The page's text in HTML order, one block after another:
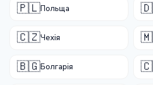
🇵🇱Польща
🇨🇿Чехія
🇧🇬Болгарія